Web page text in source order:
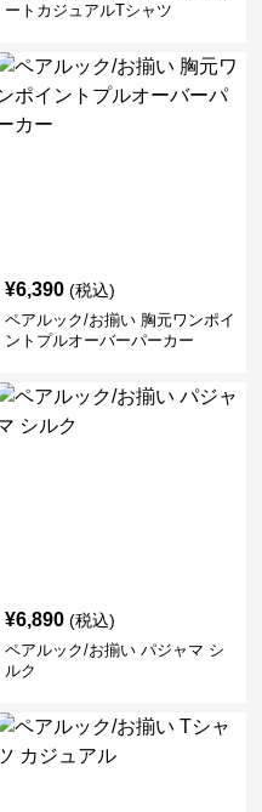
ートカジュアルTシャツ
¥6,390 (税込)
ペアルック/お揃い 胸元ワンポイ
ントプルオーバーパーカー
¥6,890 (税込)
ペアルック/お揃い パジャマ シ
ルク